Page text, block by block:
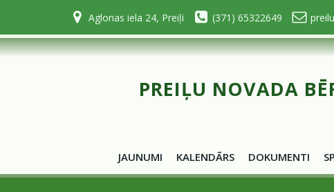
content
Aglonas iela 24, Preiļi (371) 65322649
PREIĻU NOVADA
JAUNUMI KALENDĀRS DOKUMENTI